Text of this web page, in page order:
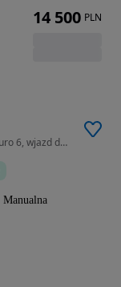
1248 cm3 • 75 KM • Salon Polska, norma spalin Euro 6, wjazd do S.C.T. Kraków i Warszawa.
Manualna
14 500 PLN